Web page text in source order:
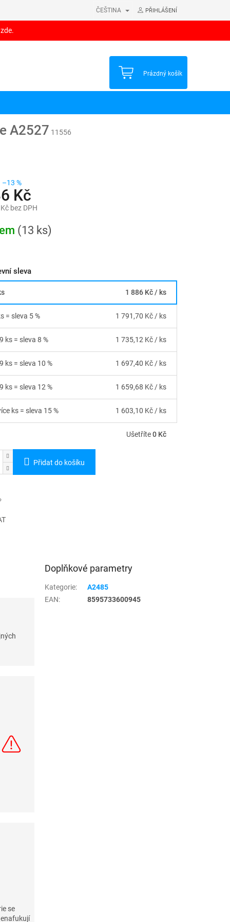
ČEŠTINA PŘIHLÁŠENÍ
NÁKUPNÍ
Prázdný košík
A2527 11556
–13 %
Kč
bez DPH
(13 ks)
sleva
1 886 Kč / ks
= sleva 5 % 1 791,70 Kč / ks
ks = sleva 8 % 1 735,12 Kč / ks
ks = sleva 10 % 1 697,40 Kč / ks
ks = sleva 12 % 1 659,68 Kč / ks
ks = sleva 15 % 1 603,10 Kč / ks
Ušetříte0 Kč
Přidat do košíku
se
Doplňkové parametry
Kategorie:
A2485
EAN: 8595733600945